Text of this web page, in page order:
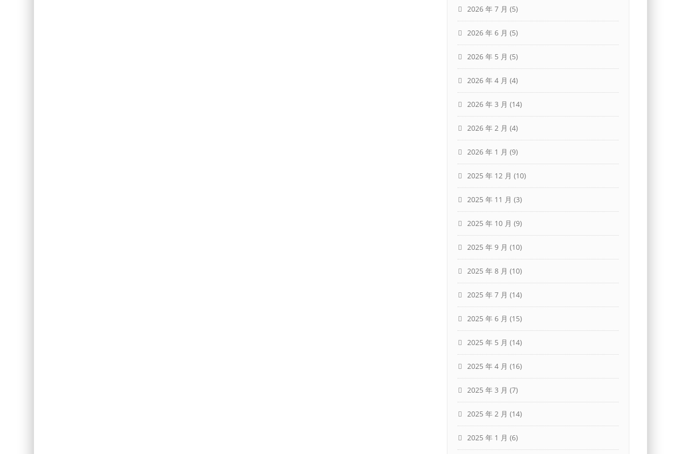
2026 年 7 月 (5)
2026 年 6 月 (5)
2026 年 5 月 (5)
2026 年 4 月 (4)
2026 年 3 月 (14)
2026 年 2 月 (4)
2026 年 1 月 (9)
2025 年 12 月 (10)
2025 年 11 月 (3)
2025 年 10 月 (9)
2025 年 9 月 (10)
2025 年 8 月 (10)
2025 年 7 月 (14)
2025 年 6 月 (15)
2025 年 5 月 (14)
2025 年 4 月 (16)
2025 年 3 月 (7)
2025 年 2 月 (14)
2025 年 1 月 (6)